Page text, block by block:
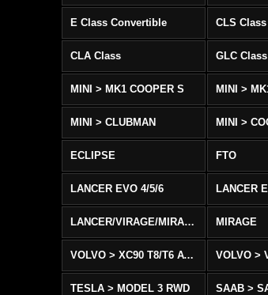
E Class Convertible CLS Class
CLA Class GLC Class
MINI > MK1 COOPER S
MINI > CLUBMAN MINI >
ECLIPSE FTO
LANCER EVO 4/5/6 LANCER
LANCER/VIRAGE/MIRAGE MIRAGE
VOLVO > XC90 T8/T6 AWD VOLVO >
TESLA > MODEL 3 RWD SAAB >